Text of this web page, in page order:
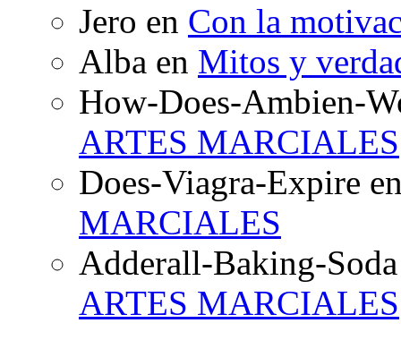
Jero en Con la
Alba en Mitos y
How-Does-Ambien-
ARTES MARCIALES
Does-Viagra-Expire
MARCIALES
Adderall-Baking-
ARTES MARCIALES